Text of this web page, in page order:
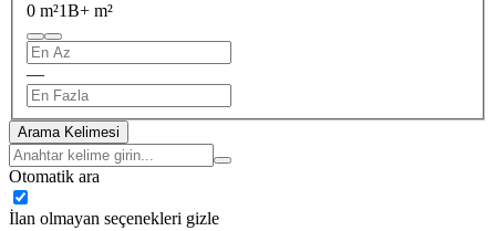
0 m²1B+ m²
—
Arama Kelimesi
Otomatik ara
İlan olmayan seçenekleri gizle